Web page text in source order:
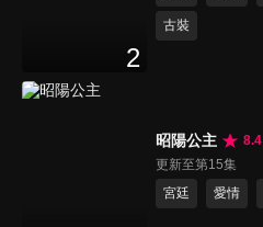
2
古裝
昭陽公主
8.4
更新至第15集
宮廷
愛情